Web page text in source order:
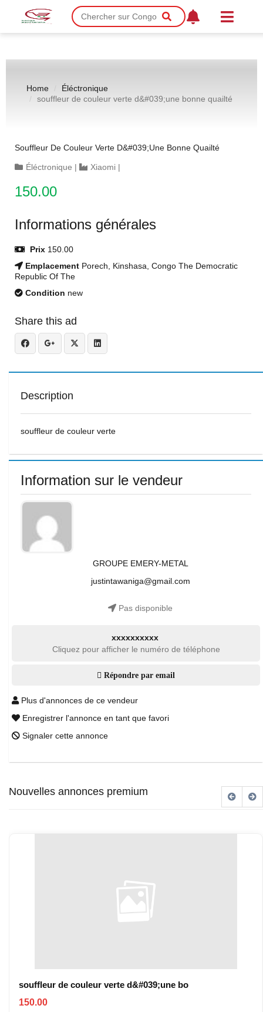
Home
Éléctronique
souffleur de couleur verte d&#039;une bonne quailté
Souffleur De Couleur Verte D&#039;une Bonne Quailté
Éléctronique | Xiaomi |
150.00
Informations générales
Prix 150.00
Emplacement Porech, Kinshasa, Congo The Democratic
Republic Of The
Condition new
Share this ad
Description
souffleur de couleur verte
Information sur le vendeur
GROUPE EMERY-METAL
justintawaniga@gmail.com
Pas disponible
xxxxxxxxxx
Cliquez pour afficher le numéro de téléphone
Répondre par email
Plus d'annonces de ce vendeur
Enregistrer l'annonce en tant que favori
Signaler cette annonce
Nouvelles annonces premium
souffleur de couleur verte d&#039;une bo
150.00